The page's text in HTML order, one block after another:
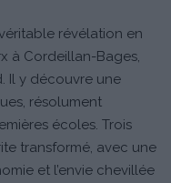
révélation en
à Cordeillan-Bages,
Il y découvre une
résolument
écoles. Trois
transformé, avec une
et l’envie chevillée